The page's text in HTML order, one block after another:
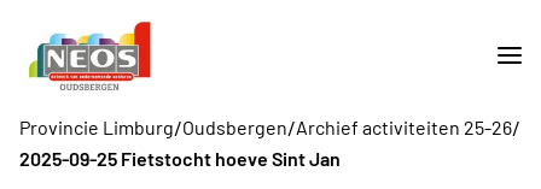
Provincie Limburg/Oudsbergen/Archief activiteiten 25-26/
2025-09-25 Fietstocht hoeve Sint Jan